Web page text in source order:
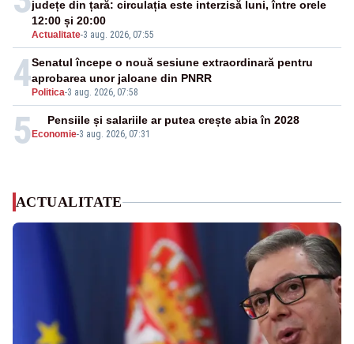
Actualitate-3 aug. 2026, 07:55
județe din țară: circulația este interzisă luni, între orele
12:00 și 20:00
4 Politica-3 aug. 2026, 07:58
Senatul începe o nouă sesiune extraordinară pentru
aprobarea unor jaloane din PNRR
5 Economie-3 aug. 2026, 07:31
Pensiile și salariile ar putea crește abia în 2028
ACTUALITATE